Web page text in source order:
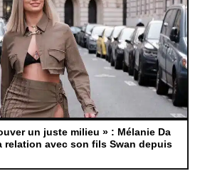
un juste milieu » : Mélanie Da
relation avec son fils Swan depuis